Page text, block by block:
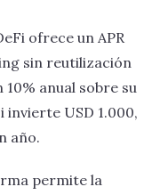
ofrece un APR
sin reutilización
anual sobre su
invierte USD 1.000,
año.
permite la